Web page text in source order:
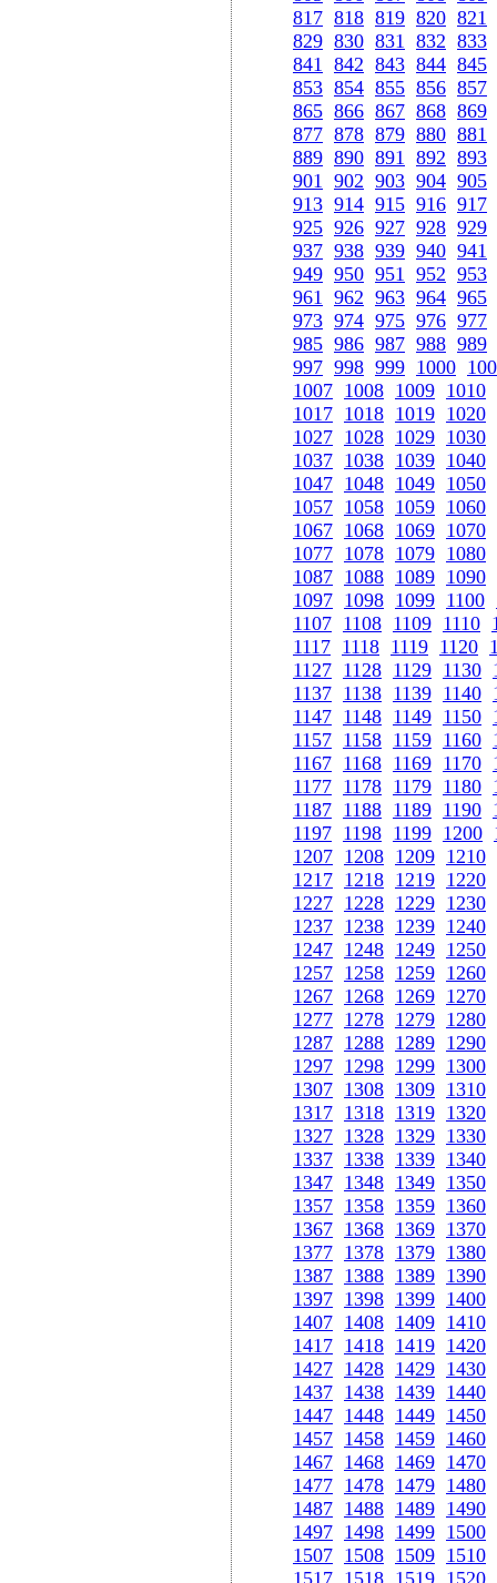
817 818 819 820 821
829 830 831 832 833
841 842 843 844 845
853 854 855 856 857
865 866 867 868 869
877 878 879 880 881
889 890 891 892 893
901 902 903 904 905
913 914 915 916 917
925 926 927 928 929
937 938 939 940 941
949 950 951 952 953
961 962 963 964 965
973 974 975 976 977
985 986 987 988 989
997 998 999 1000
1007 1008 1009 1010
1017 1018 1019 1020
1027 1028 1029 1030
1037 1038 1039 1040
1047 1048 1049 1050
1057 1058 1059 1060
1067 1068 1069 1070
1077 1078 1079 1080
1087 1088 1089 1090
1097 1098 1099 1100
1107 1108 1109 1110
1117 1118 1119 1120
1127 1128 1129 1130
1137 1138 1139 1140
1147 1148 1149 1150
1157 1158 1159 1160
1167 1168 1169 1170
1177 1178 1179 1180
1187 1188 1189 1190
1197 1198 1199 1200
1207 1208 1209 1210
1217 1218 1219 1220
1227 1228 1229 1230
1237 1238 1239 1240
1247 1248 1249 1250
1257 1258 1259 1260
1267 1268 1269 1270
1277 1278 1279 1280
1287 1288 1289 1290
1297 1298 1299 1300
1307 1308 1309 1310
1317 1318 1319 1320
1327 1328 1329 1330
1337 1338 1339 1340
1347 1348 1349 1350
1357 1358 1359 1360
1367 1368 1369 1370
1377 1378 1379 1380
1387 1388 1389 1390
1397 1398 1399 1400
1407 1408 1409 1410
1417 1418 1419 1420
1427 1428 1429 1430
1437 1438 1439 1440
1447 1448 1449 1450
1457 1458 1459 1460
1467 1468 1469 1470
1477 1478 1479 1480
1487 1488 1489 1490
1497 1498 1499 1500
1507 1508 1509 1510
1517 1518 1519 1520